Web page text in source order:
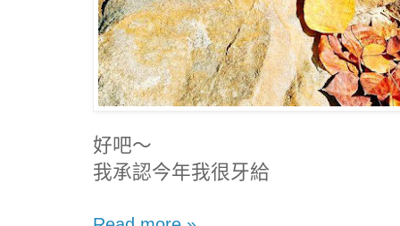
好吧～
我承認今年我很牙給